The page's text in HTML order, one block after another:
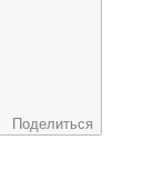
Поделиться